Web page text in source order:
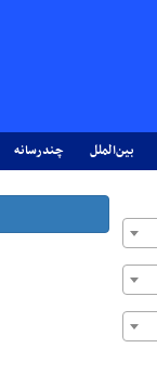
بین‌الملل چندرسانه